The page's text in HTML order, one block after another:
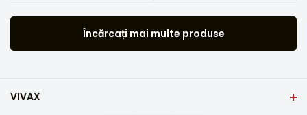
Încărcați mai multe produse
VIVAX